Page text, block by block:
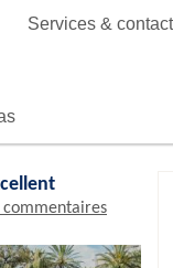
Services & contact
Sauvegarder
commentaires